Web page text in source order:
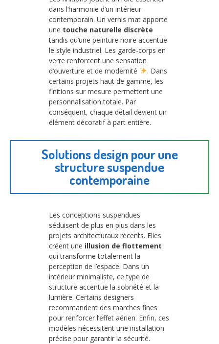
dans l’harmonie d’un intérieur
contemporain. Un vernis mat apporte
une touche naturelle discrète
tandis qu’une peinture noire accentue
le style industriel. Les garde-corps en
verre renforcent une sensation
d’ouverture et de modernité
. Dans
certains projets haut de gamme, les
finitions sur mesure permettent une
personnalisation totale. Par
conséquent, chaque détail devient un
élément décoratif à part entière.
Solutions design pour une
structure suspendue
contemporaine
Les conceptions suspendues
séduisent de plus en plus dans les
projets architecturaux récents. Elles
créent une illusion de flottement
qui transforme totalement la
perception de l’espace. Dans un
intérieur minimaliste, ce type de
structure accentue la sobriété et la
lumière. Certains designers
recommandent des marches fines
pour renforcer l’effet aérien. Enfin, ces
modèles nécessitent une installation
précise pour garantir la sécurité.